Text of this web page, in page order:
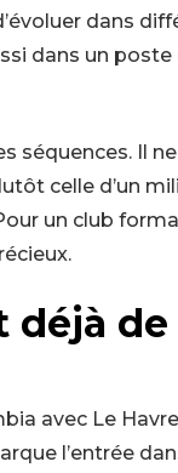
dans
dans un poste
séquences. Il
celle d’un
un club
de
avec Le
l’entrée